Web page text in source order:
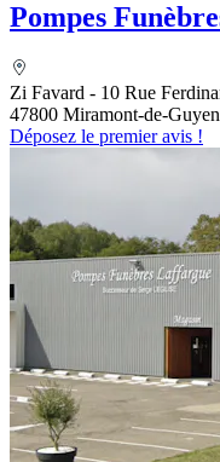
Pompes
Zi Favard - 10 Rue
47800 Miramont-de-
Déposez le premier avis !